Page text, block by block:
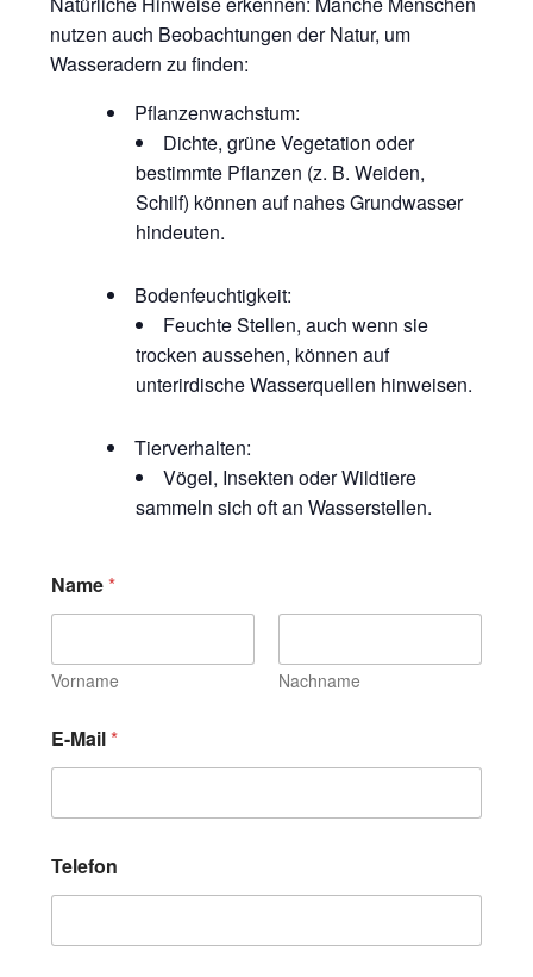
nutzen auch Beobachtungen der Natur, um
Wasseradern zu finden:
Pflanzenwachstum:
Dichte, grüne Vegetation oder
bestimmte Pflanzen (z. B. Weiden,
Schilf) können auf nahes Grundwasser
hindeuten.
Bodenfeuchtigkeit:
Feuchte Stellen, auch wenn sie
trocken aussehen, können auf
unterirdische Wasserquellen hinweisen.
Tierverhalten:
Vögel, Insekten oder Wildtiere
sammeln sich oft an Wasserstellen.
Name*
Vorname Nachname
E-Mail*
Telefon